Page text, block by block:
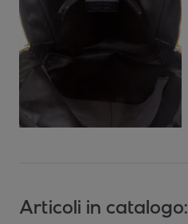
Articoli in catalogo: